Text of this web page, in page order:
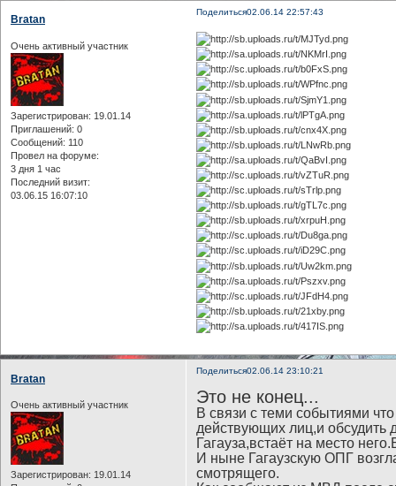
Поделиться02.06.14 22:57:43
Bratan
Очень активный участник
Зарегистрирован: 19.01.14
Приглашений: 0
Сообщений: 110
Провел на форуме:
3 дня 1 час
Последний визит:
03.06.15 16:07:10
Поделиться02.06.14 23:10:21
Bratan
Очень активный участник
Зарегистрирован: 19.01.14
Это не конец...
В связи с теми событиями
действующих лиц,и обсудить
Гагауза,встаёт на место
И ныне Гагаузскую ОПГ
смотрящего.